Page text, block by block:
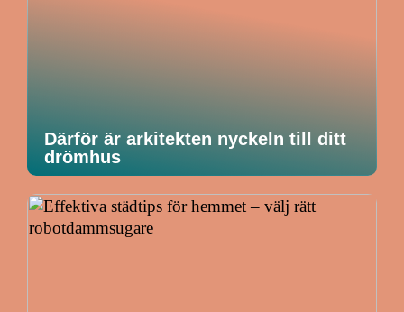
Därför är arkitekten nyckeln till ditt
drömhus